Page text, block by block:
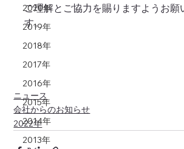
2020年
2019年
2018年
2017年
2016年
2015年
2014年
2013年
ご理解とご協⼒を賜りますようお願
す。
ニュース
会社からのお知らせ
2022年